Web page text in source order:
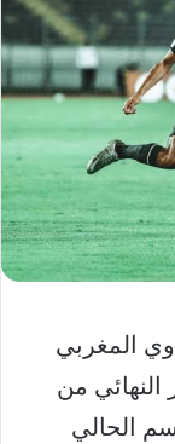
المغربي
من
الحالي